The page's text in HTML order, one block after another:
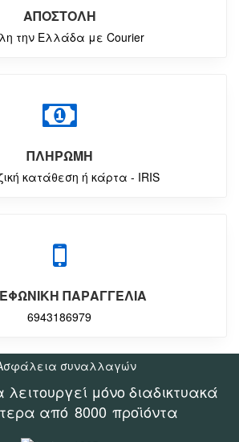
ΑΠΟΣΤΟΛΗ
την Ελλάδα με Courier
ΠΛΗΡΩΜΗ
κατάθεση ή κάρτα - IRIS
ΠΑΡΑΓΓΕΛΙΑ
6943186979
μόνο διαδικτυακά
από 8000 προϊόντα